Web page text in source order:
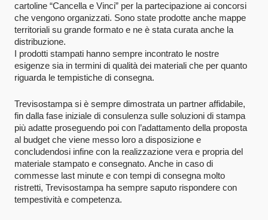
cartoline “Cancella e Vinci” per la partecipazione ai concorsi
che vengono organizzati. Sono state prodotte anche mappe
territoriali su grande formato e ne è stata curata anche la
distribuzione.
I prodotti stampati hanno sempre incontrato le nostre
esigenze sia in termini di qualità dei materiali che per quanto
riguarda le tempistiche di consegna.
Trevisostampa si è sempre dimostrata un partner affidabile,
fin dalla fase iniziale di consulenza sulle soluzioni di stampa
più adatte proseguendo poi con l’adattamento della proposta
al budget che viene messo loro a disposizione e
concludendosi infine con la realizzazione vera e propria del
materiale stampato e consegnato. Anche in caso di
commesse last minute e con tempi di consegna molto
ristretti, Trevisostampa ha sempre saputo rispondere con
tempestività e competenza.